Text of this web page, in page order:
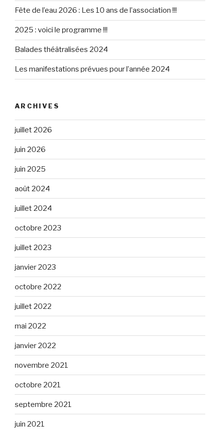
Fête de l’eau 2026 : Les 10 ans de l’association !!!
2025 : voici le programme !!!
Balades théâtralisées 2024
Les manifestations prévues pour l’année 2024
ARCHIVES
juillet 2026
juin 2026
juin 2025
août 2024
juillet 2024
octobre 2023
juillet 2023
janvier 2023
octobre 2022
juillet 2022
mai 2022
janvier 2022
novembre 2021
octobre 2021
septembre 2021
juin 2021